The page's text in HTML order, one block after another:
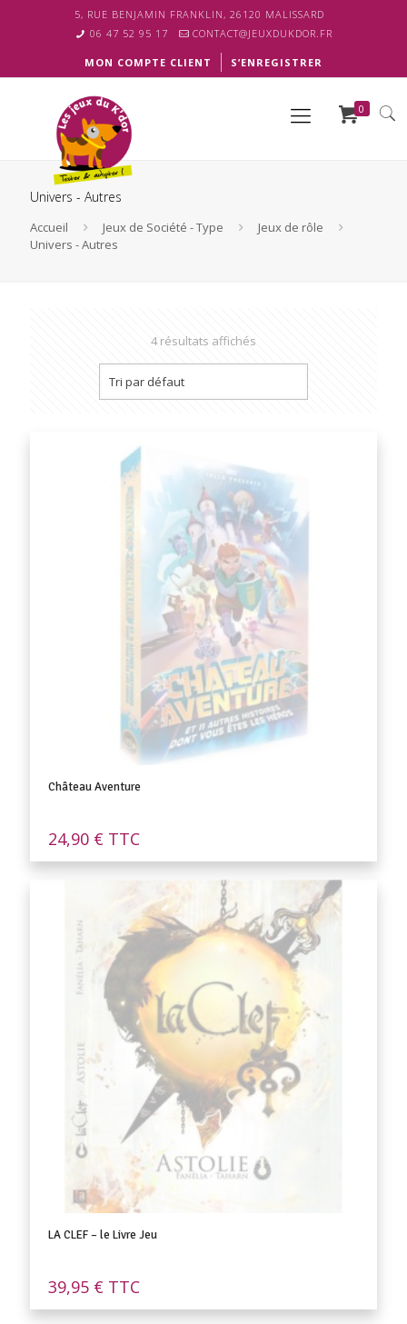
5, RUE BENJAMIN FRANKLIN, 26120 MALISSARD
06 47 52 95 17
CONTACT@JEUXDUKDOR.FR
MON COMPTE CLIENT S’ENREGISTRER
0
Univers - Autres
Accueil Jeux de Société - Type
Jeux de rôle
Univers - Autres
4 résultats affichés
Château Aventure
24,90 € TTC
LA CLEF – le Livre Jeu
39,95 € TTC